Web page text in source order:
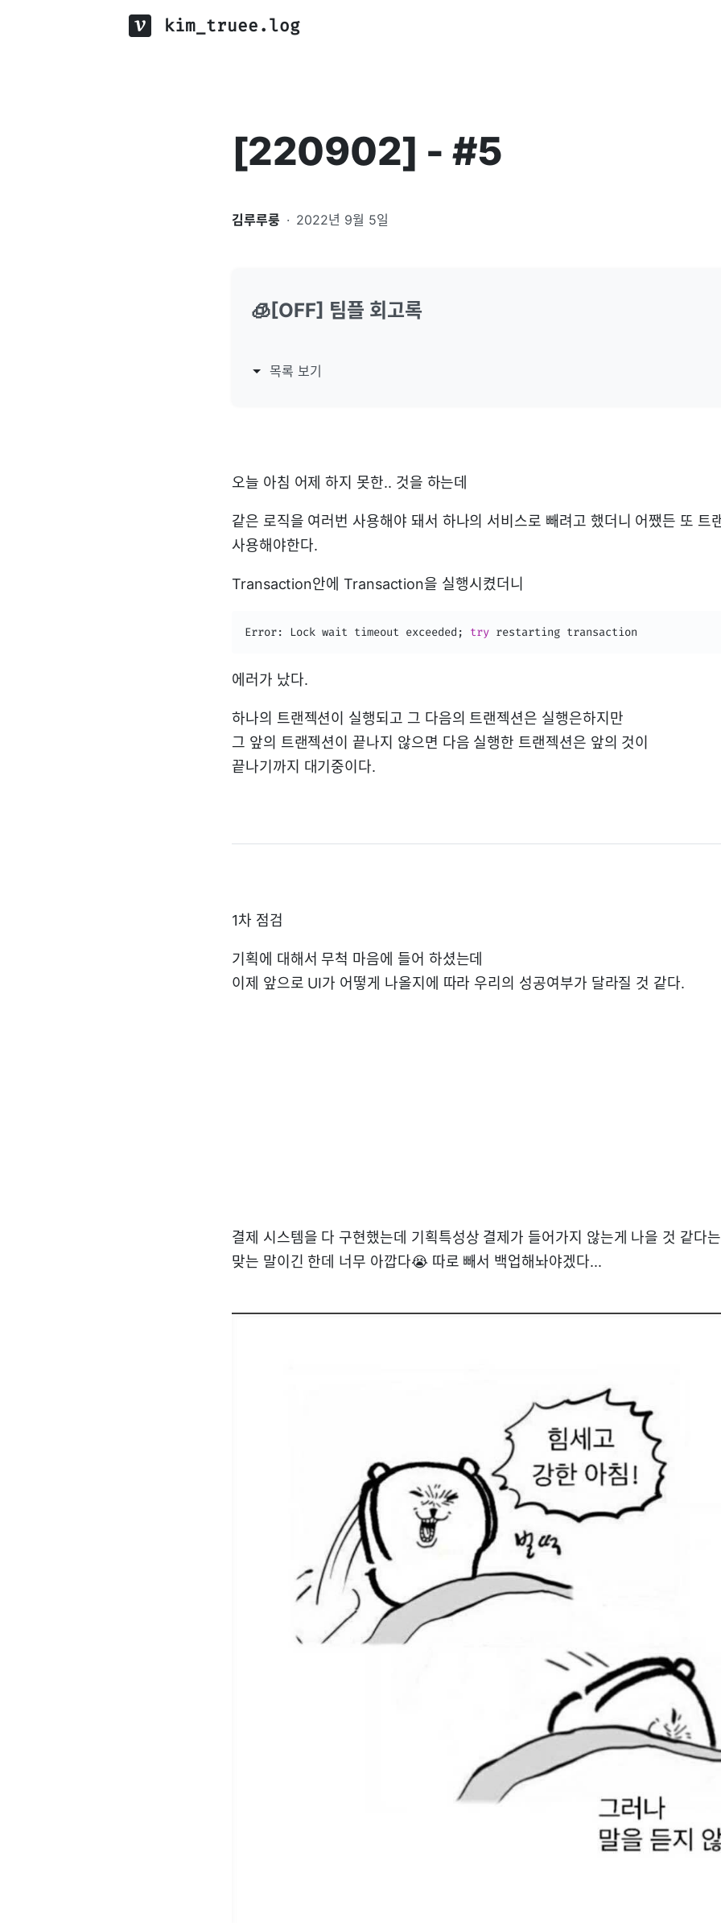
kim_truee.log
[220902] - #5
김루루룽 · 2022년 9월 5일
🧊[OFF] 팀플 회고록
목록 보기
오늘 아침 어제 하지 못한.. 것을 하는데
같은 로직을 여러번 사용해야 돼서 하나의 서비스로 빼려고 했더니 어쨌든 또 트
사용해야한다.
Transaction안에 Transaction을 실행시켰더니
Error: Lock wait timeout exceeded ; try restarting transaction
에러가 났다.
하나의 트랜젝션이 실행되고 그 다음의 트랜젝션은 실행은하지만
그 앞의 트랜젝션이 끝나지 않으면 다음 실행한 트랜젝션은 앞의 것이
끝나기까지 대기중이다.
1차 점검
기획에 대해서 무척 마음에 들어 하셨는데
이제 앞으로 UI가 어떻게 나올지에 따라 우리의 성공여부가 달라질 것 같다.
결제 시스템을 다 구현했는데 기획특성상 결제가 들어가지 않는게 나을 것 같다
맞는 말이긴 한데 너무 아깝다😭 따로 빼서 백업해놔야겠다...